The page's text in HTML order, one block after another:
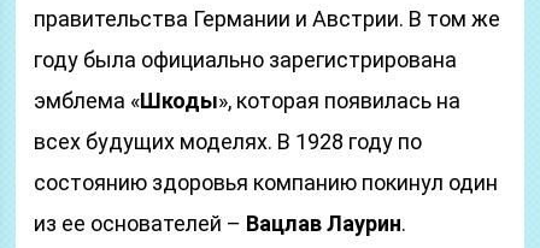
правительства Германии и Австрии. В том же
году была официально зарегистрирована
эмблема «Шкоды», которая появилась на
всех будущих моделях. В 1928 году по
состоянию здоровья компанию покинул один
из ее основателей – Вацлав Лаурин.